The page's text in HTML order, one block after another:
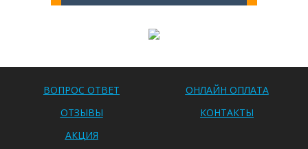
ВОПРОС ОТВЕТ
ОНЛАЙН ОПЛАТА
ОТЗЫВЫ
КОНТАКТЫ
АКЦИЯ